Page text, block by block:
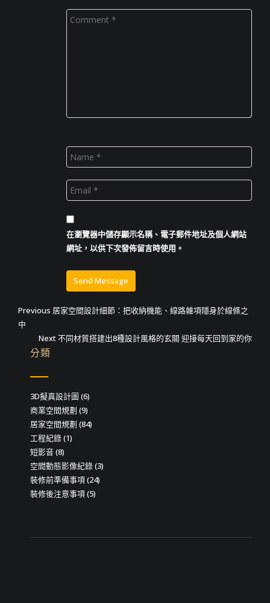
在瀏覽器中儲存顯示名稱、電子郵件地址及個人網站
網址，以供下次發佈留言時使用。
文
章
導
覽
Previous Previous
居家空間設計細節：把收納機能、線路雜項隱身於線條之
中
NextNext
不同材質搭建出8種設計風格的玄關 迎接每天回到家的你
分類
3D擬真設計圖 (6)
商業空間規劃 (9)
居家空間規劃 (84)
工程紀錄(1)
短影音(8)
空間動態影像紀錄(3)
裝修前準備事項(24)
裝修後注意事項(5)